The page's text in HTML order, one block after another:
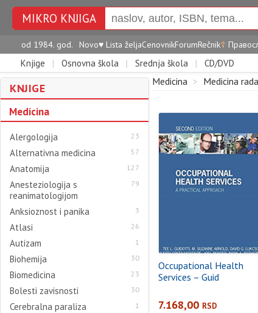
MIKRO KNJIGA
od 1984. god. Novo♥ Lista željaCenovnikForumRečnik☦
Knjige | Osnovna škola | Srednja škola | CD/DVD
KNJIGE
Medicina
Alergologija 23
Alternativna medicina 57
Anatomija 127
Anesteziologija s
reanimatologijom
79
Anksioznost i panika 3
Atlasi 26
Autizam 1
Biohemija 30
Biomedicina 23
Bolesti zavisnosti 30
Cerebralna paraliza 1
Medicina > Medicina rada
Occupational Health
Services – Guid
7.168,00 RSD